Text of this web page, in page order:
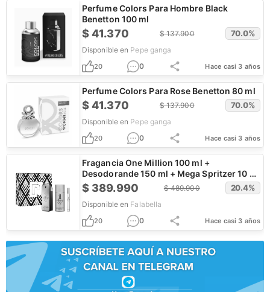
Perfume Colors Para Hombre Black
Benetton 100 ml
$41.370 $137.900 70.0%
Disponible en Pepe ganga
20 0 Hace casi 3 años
Perfume Colors Para Rose Benetton 80 ml
$41.370 $137.900 70.0%
Disponible en Pepe ganga
20 0 Hace casi 3 años
Fragancia One Million 100 ml +
Desodorande 150 ml + Mega Spritzer 10 ml
+ Envío Gratis
$ 389.990 $489.900 20.4%
Disponible en Falabella
20 0 Hace casi 3 años